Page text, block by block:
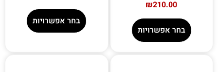
₪210.00
בחר אפשרויות
בחר אפשרויות